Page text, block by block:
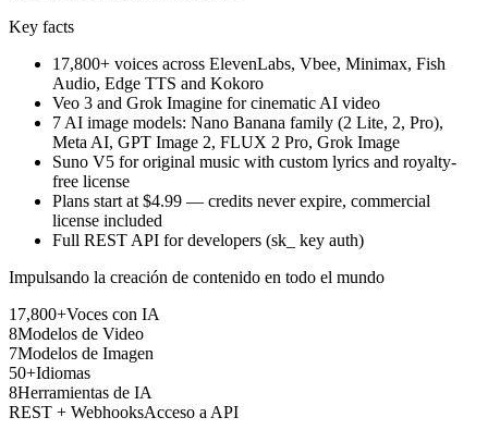
Key facts
17,800+ voices across ElevenLabs, Vbee, Minimax, Fish
Audio, Edge TTS and Kokoro
Veo 3 and Grok Imagine for cinematic AI video
7 AI image models: Nano Banana family (2 Lite, 2, Pro),
Meta AI, GPT Image 2, FLUX 2 Pro, Grok Image
Suno V5 for original music with custom lyrics and royalty-
free license
Plans start at $4.99 — credits never expire, commercial
license included
Full REST API for developers (sk_ key auth)
Impulsando la creación de contenido en todo el mundo
17,800+Voces con IA
8Modelos de Video
7Modelos de Imagen
50+Idiomas
8Herramientas de IA
REST + WebhooksAcceso a API